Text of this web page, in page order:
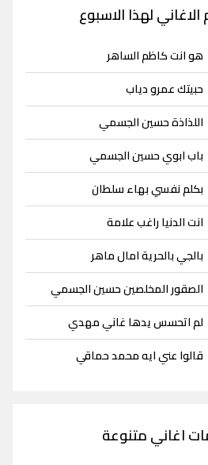
لهذا الاسبوع
هو انت كاظم الساهر
حبيتك عمرو دياب
اللذاذة حسين الجسمي
باب ابوي حسين الجسمي
بكلم نفسي بهاء سلطان
انت الدنيا راغب علامة
بالجي بالحرية امال ماهر
الصقور المخلصين حسين الجسمي
لم اتحسس يدها غاني مهدي
قالوا عني ايه محمد حماقي
اغاني متنوعة